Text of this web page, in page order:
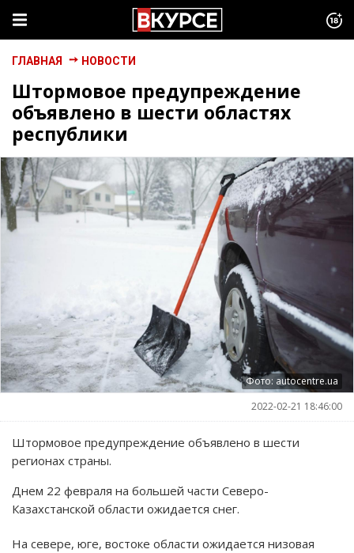
ГЛАВНАЯ НОВОСТИ
Штормовое предупреждение
объявлено в шести областях
республики
Фото: autocentre.ua
2022-02-21 18:46:00
Штормовое предупреждение объявлено в шести
регионах страны.
Днем 22 февраля на большей части Северо-
Казахстанской области ожидается снег.
На севере, юге, востоке области ожидается низовая